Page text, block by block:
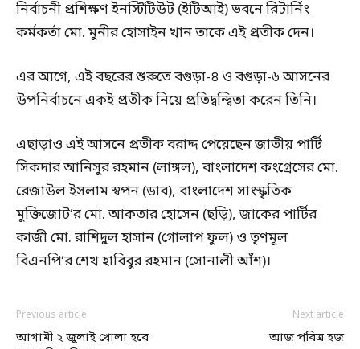
নির্বাচনী প্রশিক্ষণ ইনস্টিটিউট (ইটিআই) ভবনে রিটার্নিং
কর্মকর্তা মো. মুনীর হোসাইন খান তাকে এই প্রতীক দেন।
এর আগে, এই বছরের শুরুতে বগুড়া-৪ ও বগুড়া-৬ আসনের
উপনির্বাচনে একই প্রতীক নিয়ে প্রতিদ্বন্দ্বিতা করেন তিনি।
এছাড়াও এই আসনে প্রতীক বরাদ্দ পেয়েছেন জাতীয় পার্টি
সিকদার আনিসুর রহমান (লাঙ্গল), বাংলাদেশ কংগ্রেসের মো.
রেজাউল ইসলাম স্বপন (ডাব), বাংলাদেশ সাংস্কৃতিক
মুক্তিজোট’র মো. আকতার হোসেন (ছড়ি), জাকের পার্টির
কাজী মো. রাশিদুল হাসান (গোলাপ ফুল) ও তৃণমূল
বিএনপি’র শেখ হাবিবুর রহমান (সোনালী আঁশ)।
Previous article
আগামী ২ জুলাই খোলা হবে
Next article
আজ পবিত্র হজ